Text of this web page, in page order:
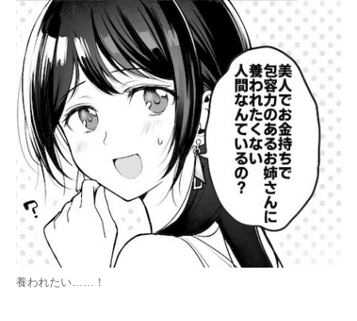
スマホと通信の最新トレンド
進化するPCとデバイスの未来
好きが集まる 比べて選べる
ビジネスと働き方のヒント
AI活用のいまが分かる
企業ITのトレンドを詳説
経営リーダーのコミュニティ
マーケ×ITの今がよく分かる
ITエンジニア向け専門サイト
養われたい……！